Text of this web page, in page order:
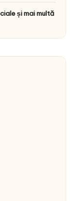
și mai multă